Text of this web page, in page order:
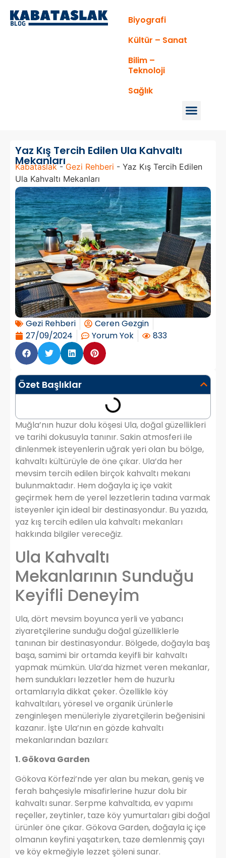
Biyografi
Kültür – Sanat
Bilim –
Teknoloji
Sağlık
Yaz Kış Tercih Edilen Ula Kahvaltı
Mekanları
Kabataslak-Gezi Rehberi - Yaz Kış Tercih Edilen
Ula Kahvaltı Mekanları
Gezi Rehberi
Ceren Gezgin
27/09/2024
Yorum Yok 833
Özet Başlıklar
Muğla’nın huzur dolu köşesi Ula, doğal güzellikleri
ve tarihi dokusuyla tanınır. Sakin atmosferi ile
dinlenmek isteyenlerin uğrak yeri olan bu bölge,
kahvaltı kültürüyle de öne çıkar. Ula’da her
mevsim tercih edilen birçok kahvaltı mekanı
bulunmaktadır. Hem doğayla iç içe vakit
geçirmek hem de yerel lezzetlerin tadına varmak
isteyenler için ideal bir destinasyondur. Bu yazıda,
yaz kış tercih edilen ula kahvaltı mekanları
hakkında bilgiler vereceğiz.
Ula Kahvaltı
Mekanlarının Sunduğu
Keyifli Deneyim
Ula, dört mevsim boyunca yerli ve yabancı
ziyaretçilerine sunduğu doğal güzelliklerle
tanınan bir destinasyondur. Bölgede, doğayla baş
başa, samimi bir ortamda keyifli bir kahvaltı
yapmak mümkün. Ula’da hizmet veren mekanlar,
hem sundukları lezzetler hem de huzurlu
ortamlarıyla dikkat çeker. Özellikle köy
kahvaltıları, yöresel ve organik ürünlerle
zenginleşen menüleriyle ziyaretçilerin beğenisini
kazanır. İşte Ula’nın en gözde kahvaltı
mekanlarından bazıları:
1. Gökova Garden
Gökova Körfezi’nde yer alan bu mekan, geniş ve
ferah bahçesiyle misafirlerine huzur dolu bir
kahvaltı sunar. Serpme kahvaltıda, ev yapımı
reçeller, zeytinler, taze köy yumurtaları gibi doğal
ürünler öne çıkar. Gökova Garden, doğayla iç içe
olmanın keyfini yaşatırken, taze demlenmiş çayı
ve köy ekmeğiyle lezzet şöleni sunar.